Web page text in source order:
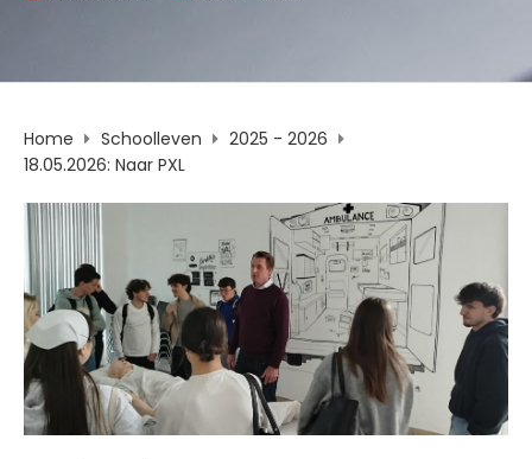
Home Schoolleven
2025 - 2026
18.05.2026: Naar PXL